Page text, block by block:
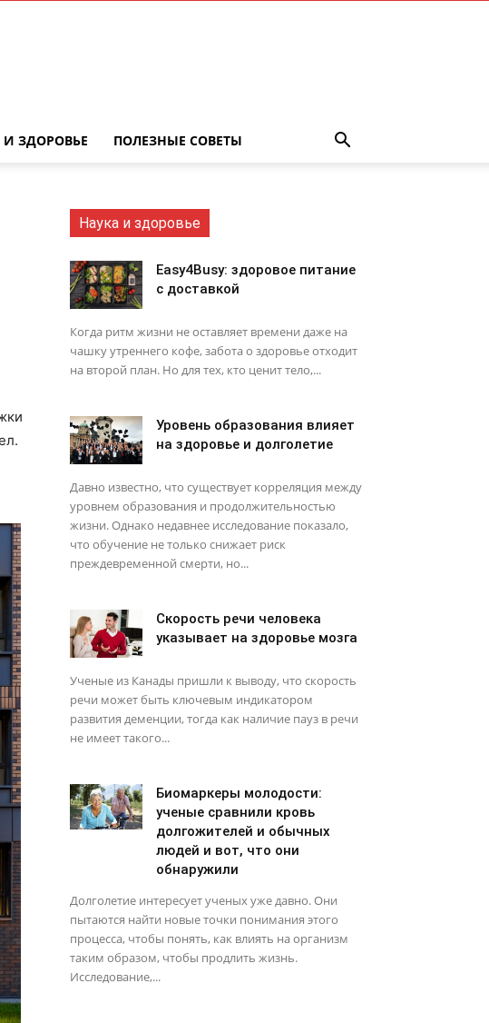
И ЗДОРОВЬЕ ПОЛЕЗНЫЕ СОВЕТЫ
Наука и здоровье
Easy4Busy: здоровое питание
с доставкой
Когда ритм жизни не оставляет времени даже на
чашку утреннего кофе, забота о здоровье отходит
на второй план. Но для тех, кто ценит тело,...
Уровень образования влияет
на здоровье и долголетие
Давно известно, что существует корреляция между
уровнем образования и продолжительностью
жизни. Однако недавнее исследование показало,
что обучение не только снижает риск
преждевременной смерти, но...
Скорость речи человека
указывает на здоровье мозга
Ученые из Канады пришли к выводу, что скорость
речи может быть ключевым индикатором
развития деменции, тогда как наличие пауз в речи
не имеет такого...
Биомаркеры молодости:
ученые сравнили кровь
долгожителей и обычных
людей и вот, что они
обнаружили
Долголетие интересует ученых уже давно. Они
пытаются найти новые точки понимания этого
процесса, чтобы понять, как влиять на организм
таким образом, чтобы продлить жизнь.
Исследование,...